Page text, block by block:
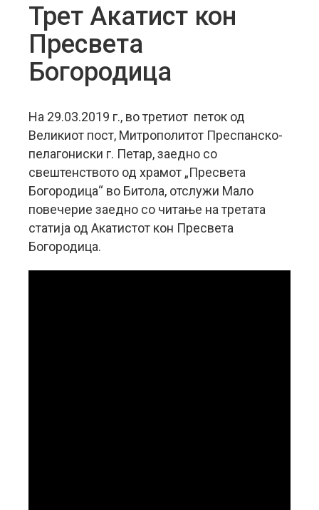
Трет Акатист кон
Пресвета
Богородица
На 29.03.2019 г., во третиот петок од
Великиот пост, Митрополитот Преспанско-
пелагониски г. Петар, заедно со
свештенството од храмот „Пресвета
Богородица“ во Битола, отслужи Мало
повечерие заедно со читање на третата
статија од Акатистот кон Пресвета
Богородица.